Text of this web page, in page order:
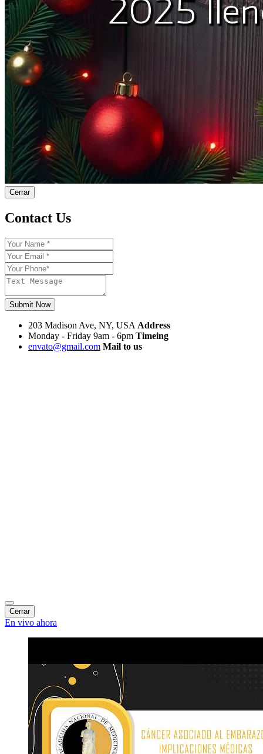
Cerrar
Contact Us
Submit Now
203 Madison Ave, NY, USA Address
Monday - Friday 9am - 6pm Timeing
envato@gmail.com Mail to us
Cerrar
En vivo ahora